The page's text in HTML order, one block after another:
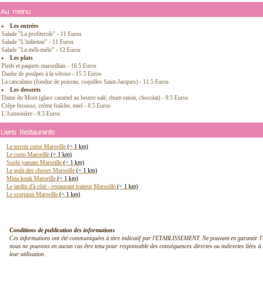
Au menu
Les entrées
Salade "La profiterole" - 11 Euros
Salade "L'italienne" - 11 Euros
Salade "La méli-mélo" - 12 Euros
Les plats
Pieds et paquets marseillais - 16.5 Euros
Daube de poulpes à la sétoise - 15.5 Euros
La cancalaise (fondue de poireau, coquilles Saint-Jacques) - 11.5 Euros
Les desserts
Dame du Mont (glace caramel au beurre salé, rhum raisin, chocolat) - 9.5 Euros
Crêpe brousse, crème fraîche, miel - 8.5 Euros
L'Aumonière - 8.5 Euros
Liens Restaurants
Le terroir corse Marseille (< 1 km)
Le corto Marseille (< 1 km)
Sushi yamato Marseille (< 1 km)
Le goût des choses Marseille (< 1 km)
Mina kouk Marseille (< 1 km)
Le jardin d'à côté - restaurant traiteur Marseille (< 1 km)
Le scorpion Marseille (< 1 km)
Conditions de publication des informations
Ces informations ont été communiquées à titre indicatif par l'ETABLISSEMENT. Ne pouvant en garantir
nous ne pouvons en aucun cas être tenu pour responsable des conséquences directes ou indirectes liées
leur utilisation.